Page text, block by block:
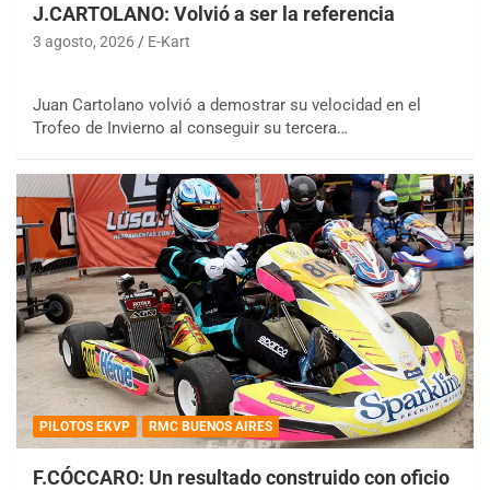
J.CARTOLANO: Volvió a ser la referencia
3 agosto, 2026 E-Kart
Juan Cartolano volvió a demostrar su velocidad en el
Trofeo de Invierno al conseguir su tercera…
PILOTOS EKVP RMC BUENOS AIRES
F.CÓCCARO: Un resultado construido con oficio